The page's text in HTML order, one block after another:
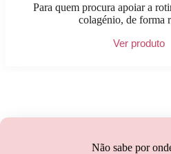
Para quem procura apoiar a
colagénio, de forma
Ver produto
Não sabe por